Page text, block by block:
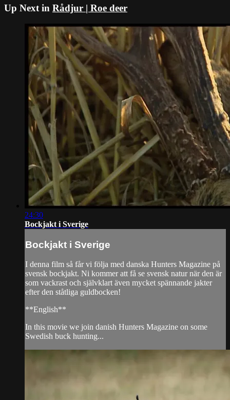
Up Next in Rådjur | Roe deer
24:30
Bockjakt i Sverige
Bockjakt i Sverige
I denna film så får vi följa med danska Hunters Magazine på
svensk bockjakt. Ni kommer att få se svensk natur när den är
som vackrast och självklart även mycket spännande jakter
efter den ståtliga guldbocken!
**English**
In this movie we join danish Hunters Magazine on some
Swedish buck hunting...